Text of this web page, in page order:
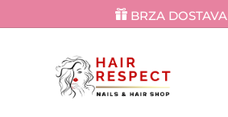
BRZA DOSTAVA